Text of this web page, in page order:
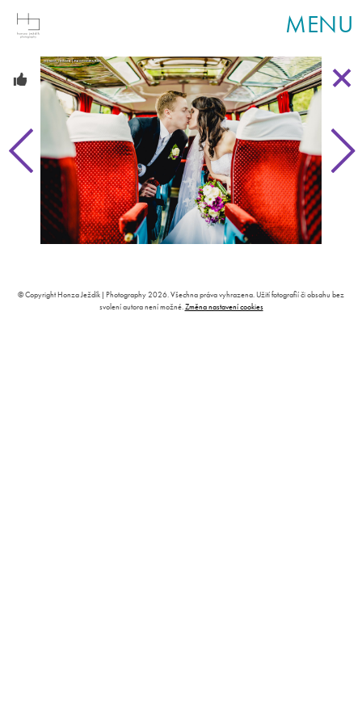
MENU
© Copyright Honza Ježdík | Photography 2026. Všechna práva vyhrazena. Užití fotografií či obsahu bez
svolení autora není možné.Změna nastavení cookies